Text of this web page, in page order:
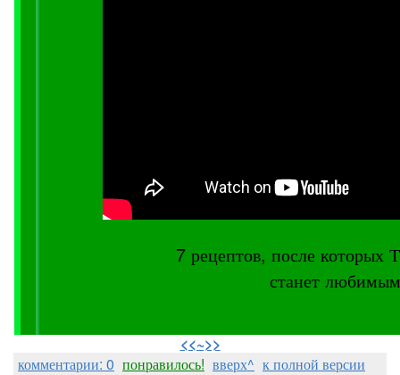
7 рецептов, после
станет
<<~>>
комментарии: 0 понравилось! вверх^ к полной версии